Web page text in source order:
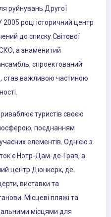
руйнувань Другої
2005 році історичний центр
до списку Світової
а знаменитий
спроектований
став важливою частиною
туристів своєю
поєднанням
елементів. Однією з
є Нотр-Дам-де-Грав, а
центр Дюнкерк, де
виставки та
Місцеві пляжі та
місцями для